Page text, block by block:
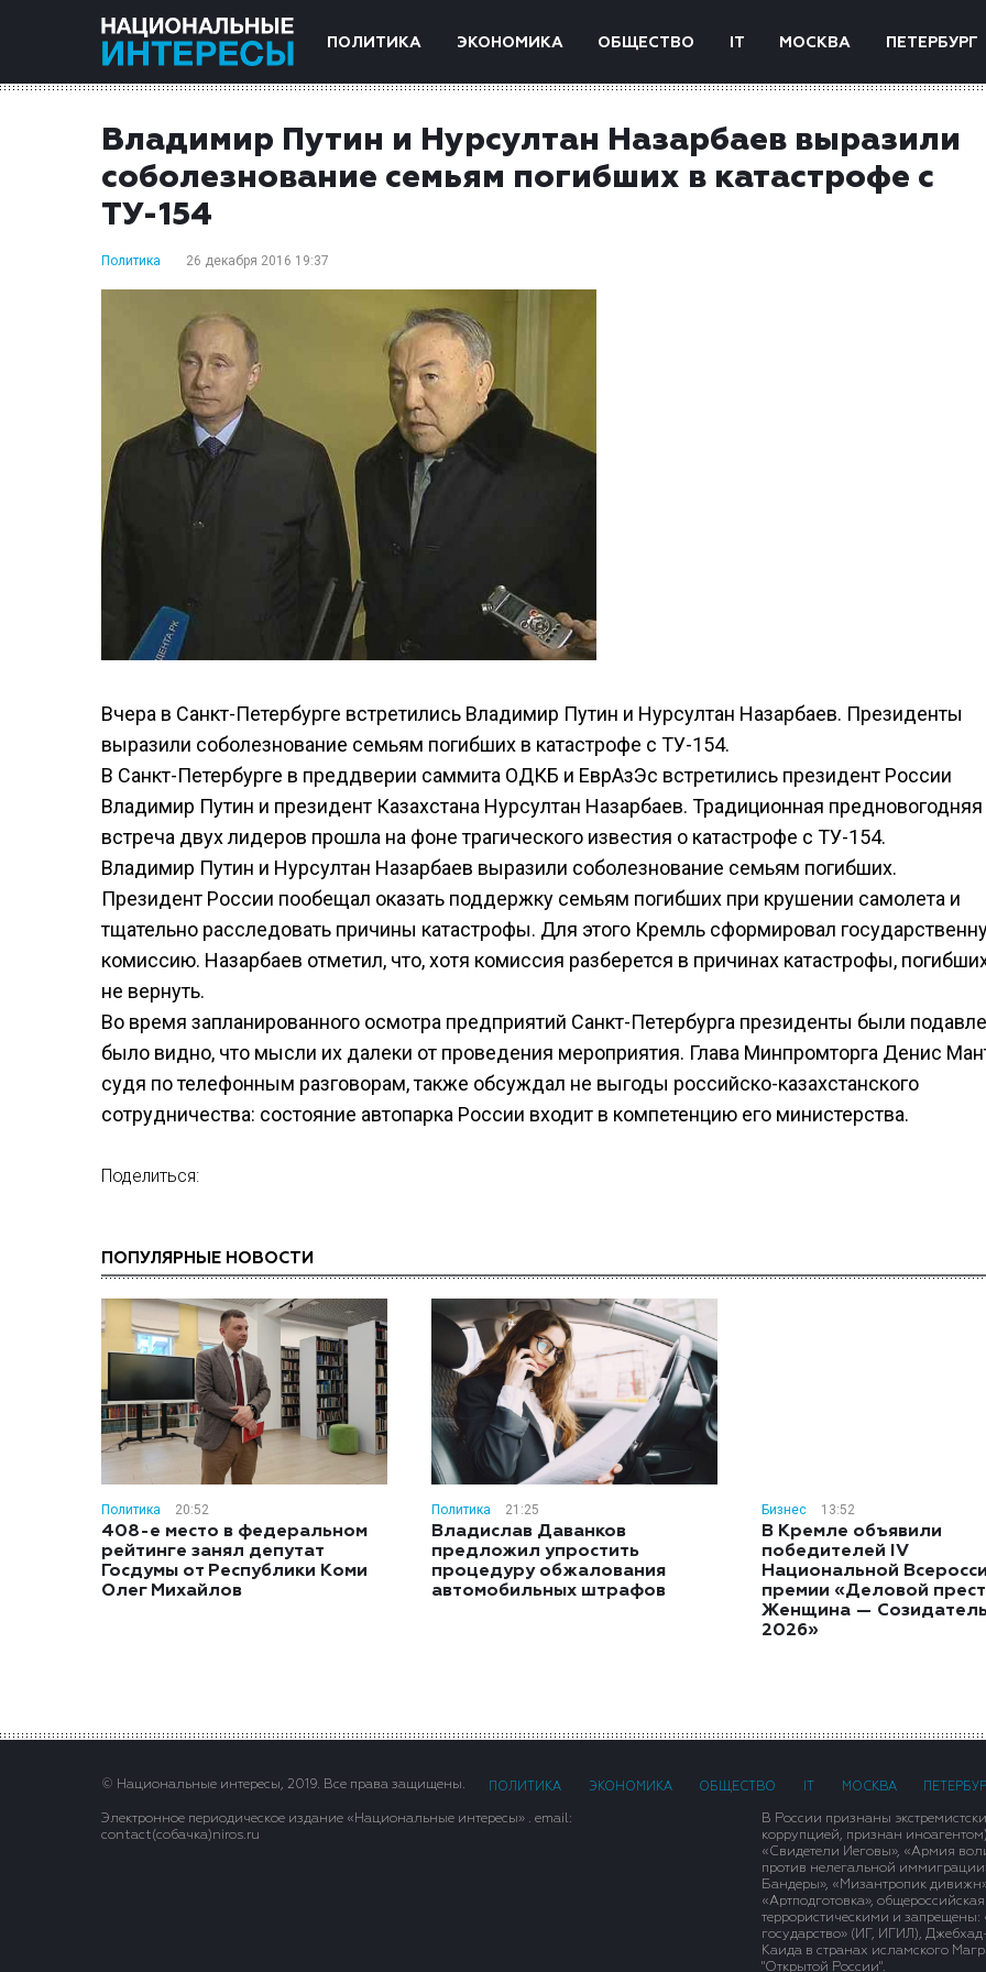
ПОЛИТИКА ЭКОНОМИКА ОБЩЕСТВО IT МОСКВА ПЕТЕРБУРГ
Владимир Путин и Нурсултан Назарбаев выразили
соболезнование семьям погибших в катастрофе с
ТУ-154
Политика 26 декабря 2016 19:37
Вчера в Санкт-Петербурге встретились Владимир Путин и Нурсултан Назарбаев. Президенты
выразили соболезнование семьям погибших в катастрофе с ТУ-154.
В Санкт-Петербурге в преддверии саммита ОДКБ и ЕврАзЭс встретились президент России
Владимир Путин и президент Казахстана Нурсултан Назарбаев. Традиционная предновогодняя
встреча двух лидеров прошла на фоне трагического известия о катастрофе с ТУ-154.
Владимир Путин и Нурсултан Назарбаев выразили соболезнование семьям погибших.
Президент России пообещал оказать поддержку семьям погибших при крушении самолета и
тщательно расследовать причины катастрофы. Для этого Кремль сформировал
комиссию. Назарбаев отметил, что, хотя комиссия разберется в причинах катастрофы,
не вернуть.
Во время запланированного осмотра предприятий Санкт-Петербурга президенты были
было видно, что мысли их далеки от проведения мероприятия. Глава Минпромторга Денис
судя по телефонным разговорам, также обсуждал не выгоды российско-казахстанского
сотрудничества: состояние автопарка России входит в компетенцию его министерства.
Поделиться:
ПОПУЛЯРНЫЕ НОВОСТИ
Политика 20:52
408-е место в федеральном
рейтинге занял депутат
Госдумы от Республики Коми
Олег Михайлов
Политика 21:25
Владислав Даванков
предложил упростить
процедуру обжалования
автомобильных штрафов
Бизнес 13:52
В Кремле объявили
победителей IV
Национальной
премии «Деловой
Женщина —
2026»
© Национальные интересы, 2019. Все права защищены. ПОЛИТИКА ЭКОНОМИКА ОБЩЕСТВО МОСКВА
Электронное периодическое издание «Национальные интересы» . email:
contact(сoбaчка)niros.ru
В России признаны
коррупцией, признан
«Свидетели Иеговы», «Армия
против нелегальной
Бандеры», «Мизантропик
«Артподготовка»,
террористическими и
государство» (ИГ, ИГИЛ),
Каида в странах исламского
"Открытой России".